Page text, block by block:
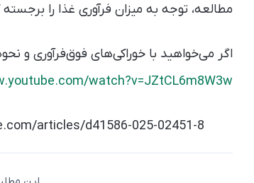
مطالعه، توجه به میزان فرآوری غذا را
اگر می‌خواهید با خوراکی‌های فوق‌فرآوری و
watch?v=JZtCL6m8W3w
articles/d41586-025-02451-8